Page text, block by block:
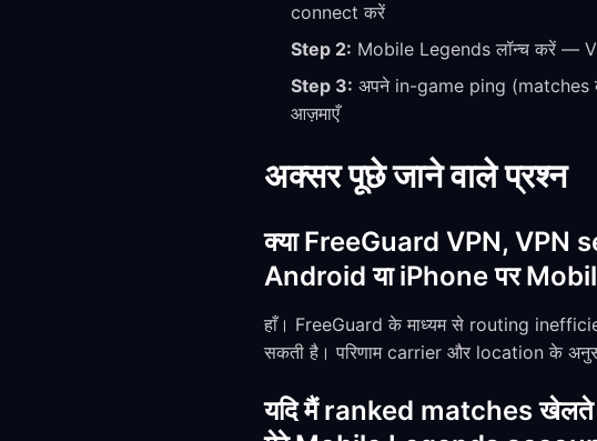
connect करें
Step 2: Mobile Legends लॉन्च करें —
Step 3: अपने in-game ping (matches
आज़माएँ
अक्सर पूछे जाने वाले प्रश्न
क्या FreeGuard VPN, VPN
Android या iPhone पर
हाँ। FreeGuard के माध्यम से routing
सकती है। परिणाम carrier और location के
यदि मैं ranked matches खेलते